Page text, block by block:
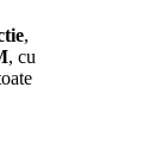
,
, cu